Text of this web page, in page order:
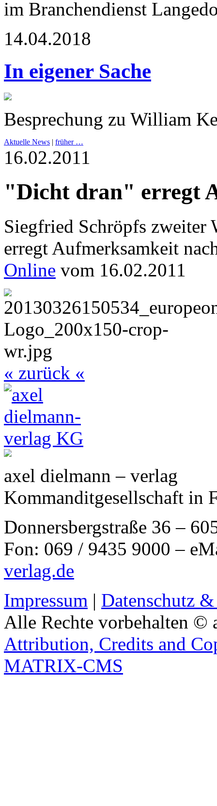
im Branchendienst
14.04.2018
In eigener Sache
Besprechung zu William
Aktuelle News | früher …
16.02.2011
"Dicht dran" erregt
Siegfried Schröpfs
erregt Aufmerksamkeit
Online vom 16.02.2011
« zurück «
axel dielmann – verlag
Kommanditgesellschaft in
Donnersbergstraße 36 –
Fon: 069 / 9435 9000 –
verlag.de
Impressum | Datenschutz
Alle Rechte vorbehalten ©
Attribution, Credits and
MATRIX-CMS